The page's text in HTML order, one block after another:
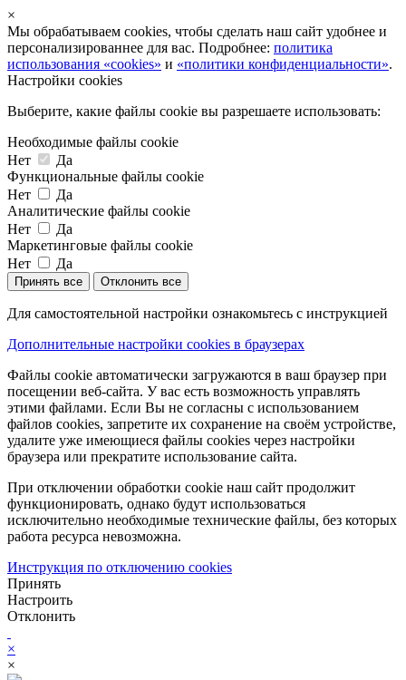
×
Мы обрабатываем cookies, чтобы сделать наш сайт удобнее и
персонализированнее для вас. Подробнее: политика
использования «cookies» и «политики конфиденциальности».
Настройки cookies
Выберите, какие файлы cookie вы разрешаете использовать:
Необходимые файлы cookie
Нет
Да
Функциональные файлы cookie
Нет
Да
Аналитические файлы cookie
Нет
Да
Маркетинговые файлы cookie
Нет
Да
Принять все Отклонить все
Для самостоятельной настройки ознакомьтесь с инструкцией
Дополнительные настройки cookies в браузерах
Файлы cookie автоматически загружаются в ваш браузер при
посещении веб-сайта. У вас есть возможность управлять
этими файлами. Если Вы не согласны с использованием
файлов cookies, запретите их сохранение на своём устройстве,
удалите уже имеющиеся файлы cookies через настройки
браузера или прекратите использование сайта.
При отключении обработки cookie наш сайт продолжит
функционировать, однако будут использоваться
исключительно необходимые технические файлы, без которых
работа ресурса невозможна.
Инструкция по отключению cookies
Принять
Настроить
Отклонить
×
×